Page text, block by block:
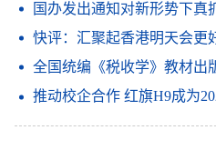
国办发出通知对新形势下真抓实干
快评：汇聚起香港明天会更
全国统编《税收学》教材出
推动校企合作 红旗H9成为